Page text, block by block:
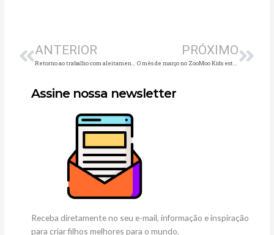
ANTERIOR
Retorno ao trabalho com aleitamento materno é benéfico para mães e empresas
PRÓXIMO
O mês de março no ZooMoo Kids está cheio de estreias inéditas!
Assine nossa newsletter
Receba diretamente no seu e-mail, informação e inspiração
para criar filhos melhores para o mundo.